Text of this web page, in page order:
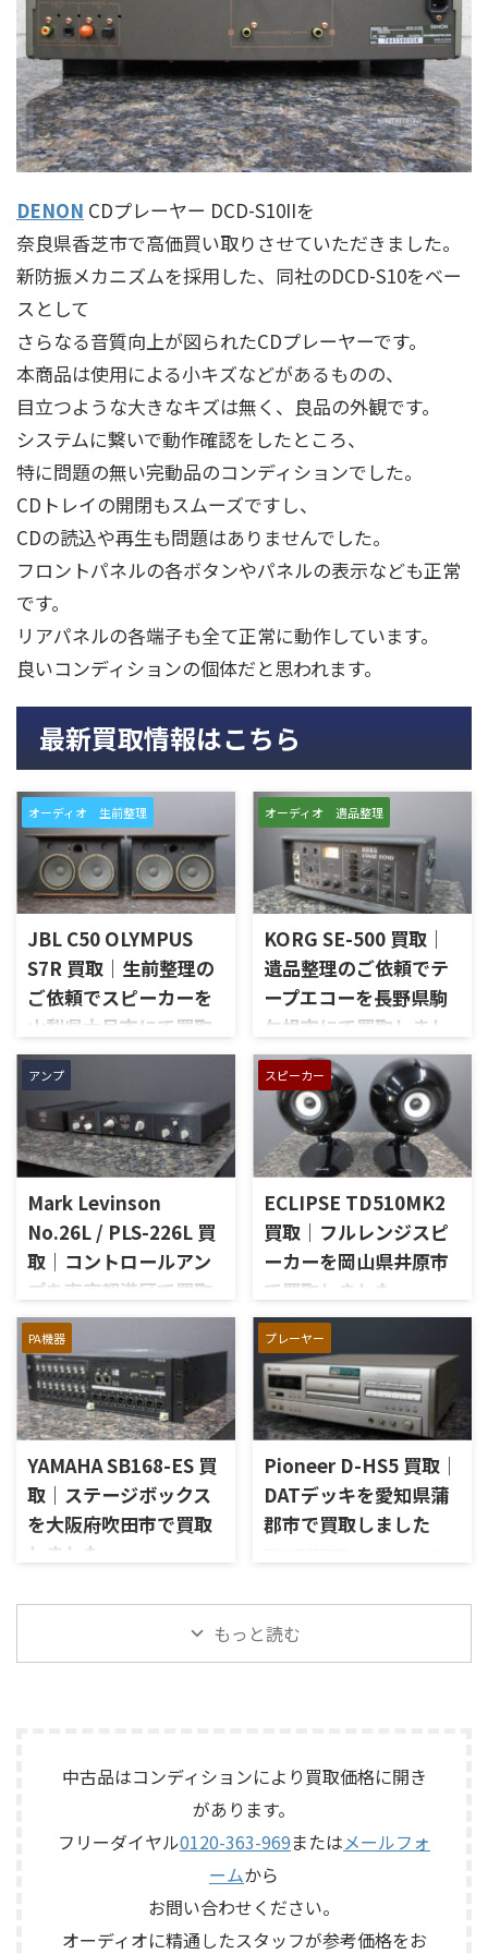
DENON CDプレーヤー DCD-S10IIを
奈良県香芝市で高価買い取りさせていただきました。
新防振メカニズムを採用した、同社のDCD-S10をベー
スとして
さらなる音質向上が図られたCDプレーヤーです。
本商品は使用による小キズなどがあるものの、
目立つような大きなキズは無く、良品の外観です。
システムに繋いで動作確認をしたところ、
特に問題の無い完動品のコンディションでした。
CDトレイの開閉もスムーズですし、
CDの読込や再生も問題はありませんでした。
フロントパネルの各ボタンやパネルの表示なども正常
です。
リアパネルの各端子も全て正常に動作しています。
良いコンディションの個体だと思われます。
最新買取情報はこちら
オーディオ 生前整理
JBL C50 OLYMPUS
S7R 買取｜生前整理の
ご依頼でスピーカーを
山梨県大月市にて買取
しました
山梨県大月市で、生前整理に伴
いJBLの大型スピーカー「C50
OLYMPUS S7R」を出張買取さ
せていただきました。今回の
お品物は、長年大切に音楽を
楽しまれてきたご本人様より、
オーディオ機器の整理を進めた
いとのご相談をいただいたも
のです。 JBL C50 OLYMPUS
S7Rは、Olympus専用エンクロ
ージャーにLE15Aウーファー、
PR15パッシブラジエーター、
LE85ドライバー、HL91ホー
ン、LX5ネットワークなどを組
み合わせたヴィンテージJBLの
スピーカーシステムです。査定
オーディオ 遺品整理
KORG SE-500 買取｜
遺品整理のご依頼でテ
ープエコーを長野県駒
ケ根市にて買取しまし
た
長野県駒ケ根市で、遺品整理に
伴いKORGのテープエコー
「SE-500 Stage Echo」を出張
買取させていただきました。
今回のお品物は、前オーナー
様が大切に保管されていたヴ
ィンテージのテープエコーで、
ご家族様より「価値があるも
のか分からないので、処分する
前に見てほしい」とご相談い
ただいたものです。 KORG SE-
500は、テープを使用したアナ
ログエコーならではの揺らぎ
や質感を楽しめる機材です。査
定では、通電状態、音出し、
テープ走行、録音・再生ヘッ
ド、エコー音の出方、各入力端
子、出力端子、外部コントロ ...
アンプ
Mark Levinson
No.26L / PLS-226L 買
取｜コントロールアン
プを東京都港区で買取
しました
東京都港区で、Mark Levinson
のコントロールアンプ
「No.26L / PLS-226L」を出張
買取させていただきました。
今回のお品物は、アンプ部
No.26Lと外部電源部PLS-226L
で構成されるセパレートタイ
プのプリアンプで、左右チャン
ネルの音出し状態、入力切
替、ボリューム、バランス、
ォノカードやバランス入力カ
ードの有無、電源部の状態、
接続ケーブル、外観コンディシ
スピーカー
ECLIPSE TD510MK2
買取｜フルレンジスピ
ーカーを岡山県井原市
で買取しました
岡山県井原市で、ECLIPSEのフ
ルレンジスピーカー
「TD510MK2」を出張買取させ
ていただきました。今回のお
品物は、10cm口径フルレンジ
ユニットを搭載したタイムド
メイン思想のスピーカーシス
テムで、左右ペアの音出し状
態、ユニットの状態、エッグ
シェル型エンクロージャー、角
たしました。 買取商品：
ECLIPSE TD510MK2 メーカー：
PA機器
YAMAHA SB168-ES 買
取｜ステージボックス
を大阪府吹田市で買取
しました
テージボックス「SB168-ES」
を出張買取させていただきま
IN/OUT、NETWORK端子、ヘッ
ドアンプリモート、ファンタム
電源、外観コンディション、電
源コードや取扱説明書など付
属品の有無を確認しながら査
定いたしました。 買取商品：
YAMAHA SB168-ES メーカー：
プレーヤー
Pioneer D-HS5 買取｜
DATデッキを愛知県蒲
郡市で買取しました
取させていただきました。今
回のお品物は、Hi-bitやレガー
ト・リンク・コンバージョン
S、ハイサンプリング（HS）モ
ン操作、表示部、アナログ入
出力、同軸・光デジタル入出
コンなど付属品の有無を確認
しながら査定いたしました。
買取商品：Pioneer D-HS5 メー
カー：Pioneer / パイオニア ...
もっと読む
中古品はコンディションにより買取価格に開き
があります。
フリーダイヤル0120-363-969またはメールフォ
ームから
お問い合わせください。
オーディオに精通したスタッフが参考価格をお